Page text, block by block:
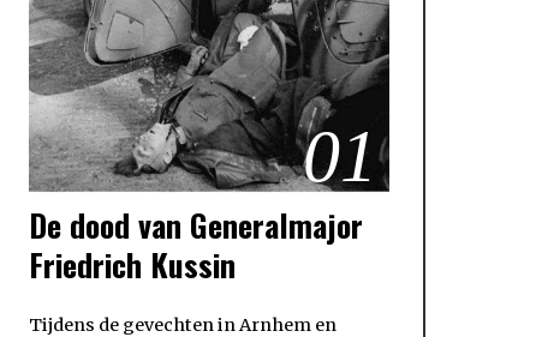
01
De dood van Generalmajor
Friedrich Kussin
Tijdens de gevechten in Arnhem en